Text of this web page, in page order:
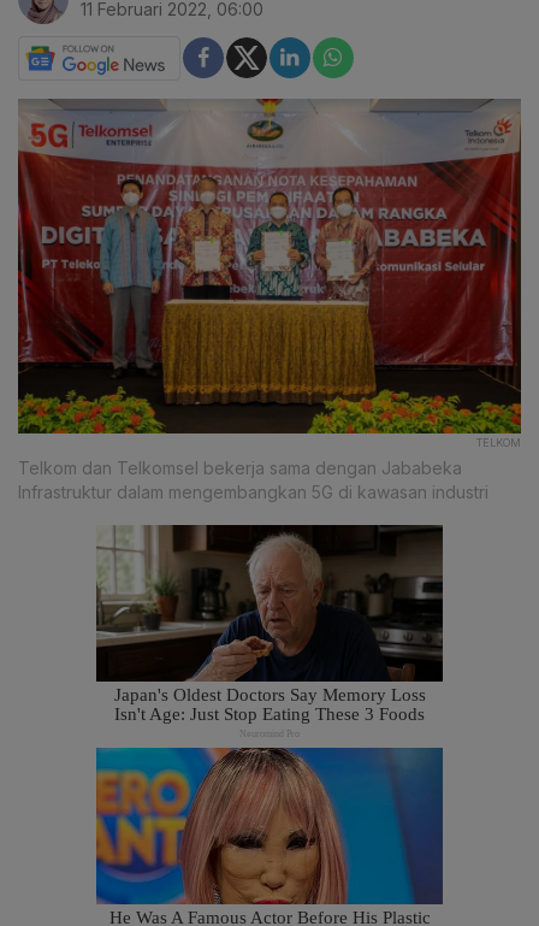
11 Februari 2022, 06:00
TELKOM
Telkom dan Telkomsel bekerja sama dengan Jababeka
Infrastruktur dalam mengembangkan 5G di kawasan industri